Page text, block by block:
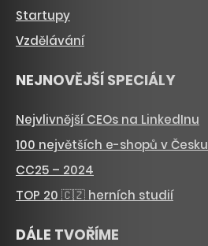
Startupy
Vzdělávání
NEJNOVĚJŠÍ SPECIÁLY
Nejvlivnější CEOs na LinkedInu
100 největších e-shopů v Česku
CC25 – 2024
TOP 20 🇨🇿 herních studií
DÁLE TVOŘÍME